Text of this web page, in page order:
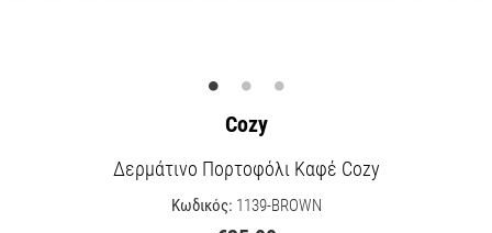
Cozy
Δερμάτινο Πορτοφόλι Καφέ Cozy
Κωδικός: 1139-BROWN